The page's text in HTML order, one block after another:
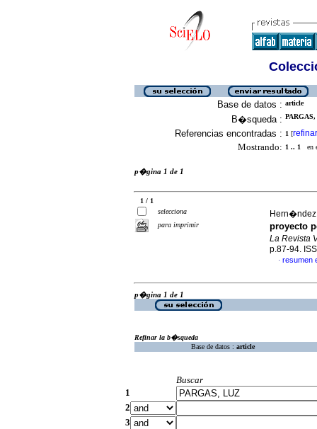
Base de datos : article
B�squeda :
Referencias encontradas : 1 [refinar
Mostrando: 1 .. 1 en
p�gina 1 de 1
1 / 1
selecciona
para imprimir
proyecto
La Revista
p.87-94.
· resumen
p�gina 1 de 1
Refinar la b�squeda
Base de datos : article
Buscar
1
2
3